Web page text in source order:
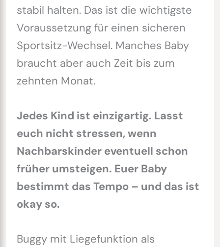
stabil halten. Das ist die wichtigste
Voraussetzung für einen sicheren
Sportsitz-Wechsel. Manches Baby
braucht aber auch Zeit bis zum
zehnten Monat.
Jedes Kind ist einzigartig. Lasst
euch nicht stressen, wenn
Nachbarskinder eventuell schon
früher umsteigen. Euer Baby
bestimmt das Tempo – und das ist
okay so.
Buggy mit Liegefunktion als